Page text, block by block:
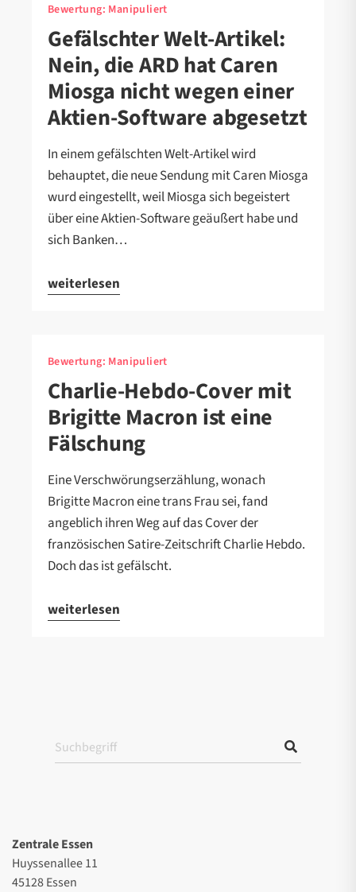
Bewertung: Manipuliert
Gefälschter Welt-Artikel:
Nein, die ARD hat Caren
Miosga nicht wegen einer
Aktien-Software abgesetzt
In einem gefälschten Welt-Artikel wird
behauptet, die neue Sendung mit Caren Miosga
wurd eingestellt, weil Miosga sich begeistert
über eine Aktien-Software geäußert habe und
sich Banken…
weiterlesen
Bewertung: Manipuliert
Charlie-Hebdo-Cover mit
Brigitte Macron ist eine
Fälschung
Eine Verschwörungserzählung, wonach
Brigitte Macron eine trans Frau sei, fand
angeblich ihren Weg auf das Cover der
französischen Satire-Zeitschrift Charlie Hebdo.
Doch das ist gefälscht.
weiterlesen
Zentrale Essen
Huyssenallee 11
45128 Essen